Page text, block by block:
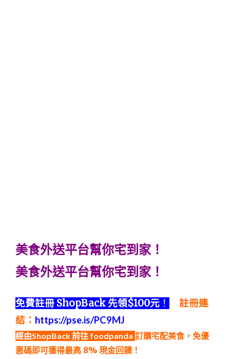
美食外送平台幫你宅到家！
美食外送平台幫你宅到家！
免費註冊 ShopBack 先領$100元 ！
註冊連
結： https://pse.is/PC9MJ
經由ShopBack 前往 foodpanda 訂購宅配美食，免優
惠碼即可獲得最高 8% 現金回饋！